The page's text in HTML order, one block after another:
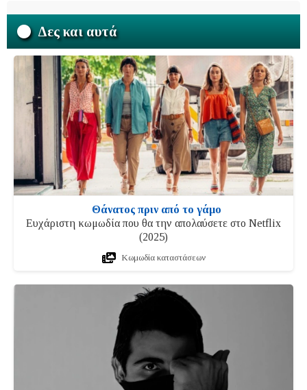
Δες και αυτά
Θάνατος πριν από το γάμο
Ευχάριστη κωμωδία που θα την απολαύσετε στο Netflix
(2025)
Κωμωδία καταστάσεων